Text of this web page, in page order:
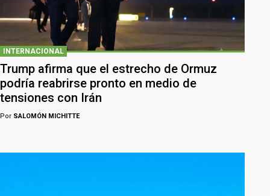
INTERNACIONAL
Trump afirma que el estrecho de Ormuz
podría reabrirse pronto en medio de
tensiones con Irán
Por SALOMÓN MICHITTE